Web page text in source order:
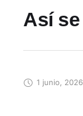
Así
1 junio, 2026